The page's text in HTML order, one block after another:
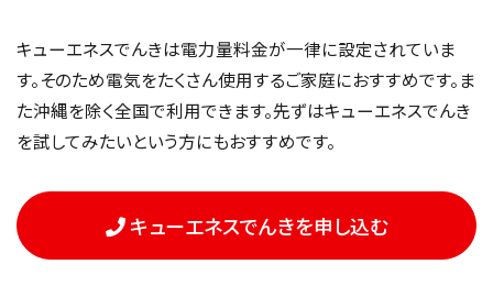
キューエネスでんきは電力量料金が一律に設定されていま
す。そのため電気をたくさん使用するご家庭におすすめです。ま
た沖縄を除く全国で利用できます。先ずはキューエネスでんき
を試してみたいという方にもおすすめです。
キューエネスでんきを申し込む